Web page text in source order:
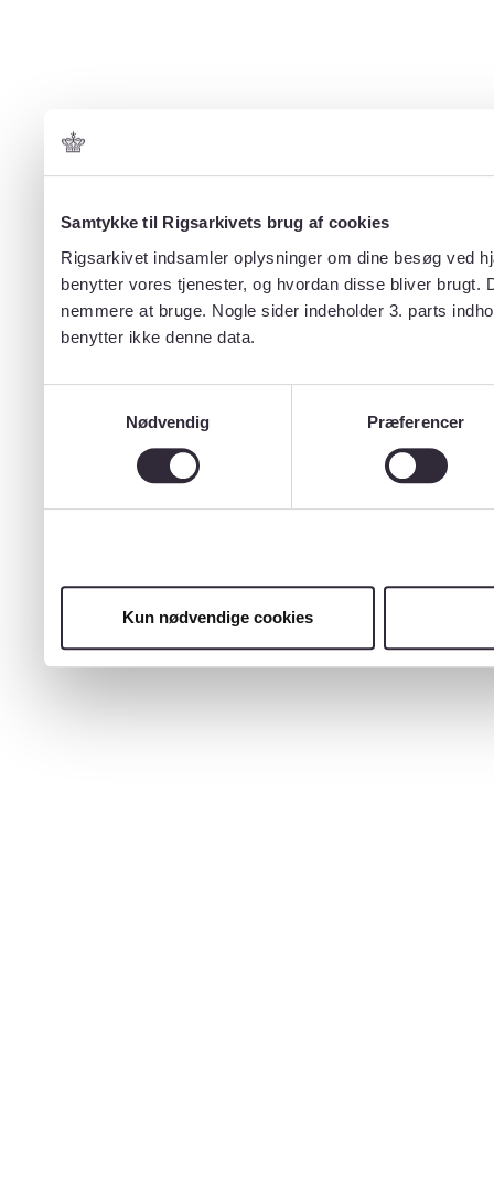
Samtykke til Rigsarkivets brug af cookies
Rigsarkivet indsamler oplysninger om dine besøg ved
benytter vores tjenester, og hvordan disse bliver
nemmere at bruge. Nogle sider indeholder 3. parts
benytter ikke denne data.
Nødvendig
Præferencer
Kun nødvendige cookies